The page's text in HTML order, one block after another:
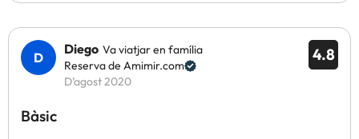
4.8
Diego Va viatjar en família
Reserva de Amimir.com
D’agost 2020
Bàsic